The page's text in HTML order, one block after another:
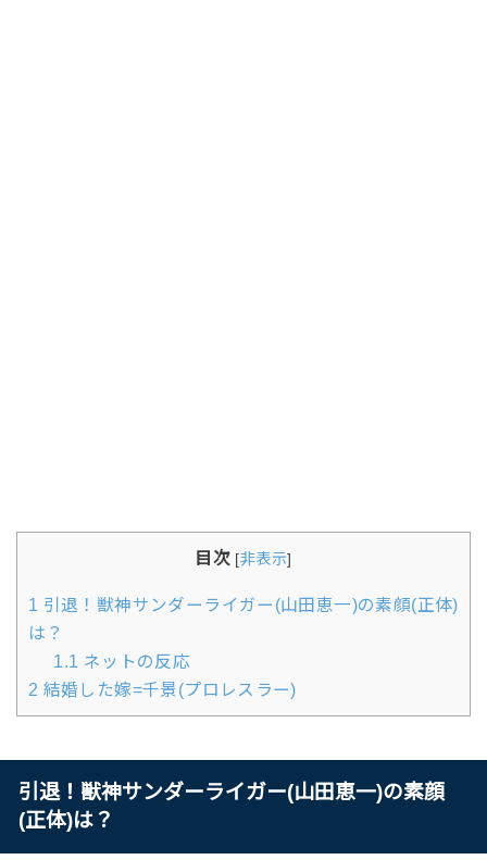
目次 [非表示]
1 引退！獣神サンダーライガー(山田恵一)の素顔(正体)
は？
1.1 ネットの反応
2 結婚した嫁=千景(プロレスラー)
引退！獣神サンダーライガー(山田恵一)の素顔
(正体)は？